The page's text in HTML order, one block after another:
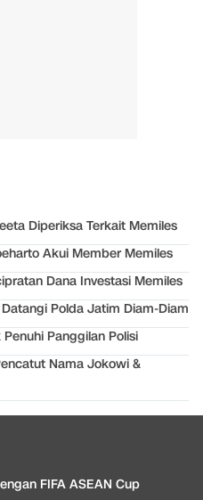
Diperiksa Terkait Memiles
Akui Member Memiles
Dana Investasi Memiles
Polda Jatim Diam-Diam
Panggilan Polisi
Nama Jokowi &
FIFA ASEAN Cup